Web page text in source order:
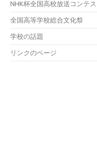
NHK杯全国高校放送コンテス
全国高等学校総合文化祭
学校の話題
リンクのページ